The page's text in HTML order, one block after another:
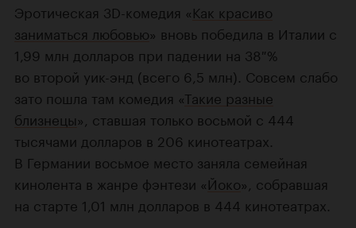
Эротическая 3D-комедия «Как красиво
заниматься любовью» вновь победила в Италии с
1,99 млн долларов при падении на 38 %
во второй уик-энд (всего 6,5 млн). Совсем слабо
зато пошла там комедия «Такие разные
близнецы», ставшая только восьмой с 444
тысячами долларов в 206 кинотеатрах.
В Германии восьмое место заняла семейная
кинолента в жанре фэнтези «Йоко», собравшая
на старте 1,01 млн долларов в 444 кинотеатрах.